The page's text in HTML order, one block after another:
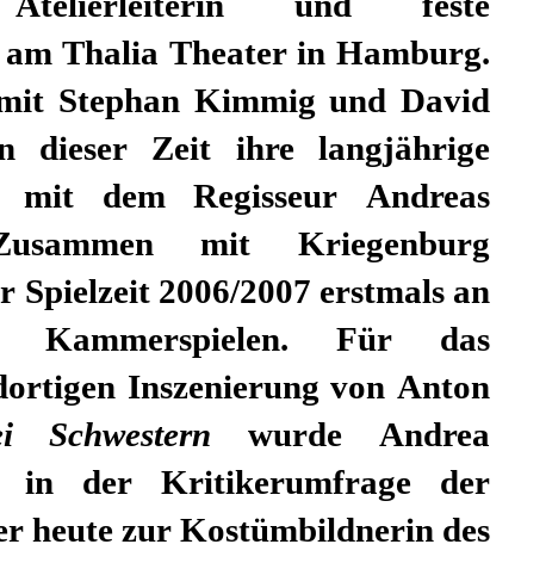
Thalia Theater in Hamburg.
Stephan Kimmig und David
dieser Zeit ihre langjährige
mit dem Regisseur Andreas
mit Kriegenburg
Spielzeit 2006/2007 erstmals an
Kammerspielen. Für das
Inszenierung von Anton
Schwestern wurde Andrea
in der Kritikerumfrage der
heute zur Kostümbildnerin des